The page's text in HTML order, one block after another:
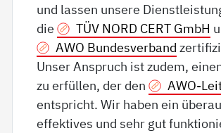
und lassen unsere
die
TÜV NORD CERT GmbH
AWO Bundesverband
Unser Anspruch ist zudem,
zu erfüllen, der den
AWO-
entspricht. Wir haben ein
effektives und sehr gut